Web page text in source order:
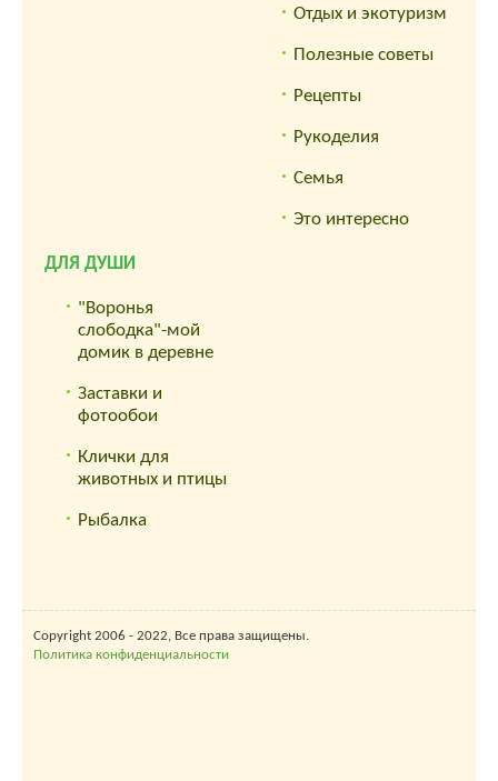
Отдых и экотуризм
Полезные советы
Рецепты
Рукоделия
Семья
Это интересно
ДЛЯ ДУШИ
"Воронья
слободка"-мой
домик в деревне
Заставки и
фотообои
Клички для
животных и птицы
Рыбалка
Copyright 2006 - 2022, Все права защищены.
Политика конфиденциальности